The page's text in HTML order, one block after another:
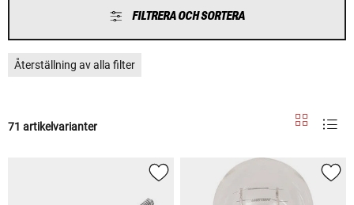
FILTRERA OCH SORTERA
Återställning av alla filter
71 artikelvarianter